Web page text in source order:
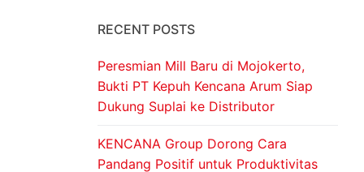
& DINDING
BAJA RINGAN
RECENT POSTS
Peresmian Mill Baru di Mojokerto,
Bukti PT Kepuh Kencana Arum Siap
Dukung Suplai ke Distributor
KENCANA Group Dorong Cara
Pandang Positif untuk Produktivitas